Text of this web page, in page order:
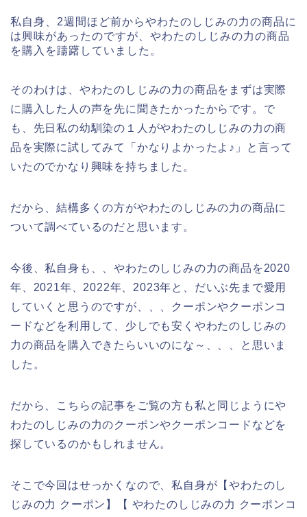
私自身、2週間ほど前からやわたのしじみの力の商品に
は興味があったのですが、やわたのしじみの力の商品
を購入を躊躇していました。
そのわけは、やわたのしじみの力の商品をまずは実際
に購入した人の声を先に聞きたかったからです。で
も、先日私の幼馴染の１人がやわたのしじみの力の商
品を実際に試してみて「かなりよかったよ♪」と言って
いたのでかなり興味を持ちました。
だから、結構多くの方がやわたのしじみの力の商品に
ついて調べているのだと思います。
今後、私自身も、、やわたのしじみの力の商品を2020
年、2021年、2022年、2023年と、だいぶ先まで愛用
していくと思うのですが、、、クーポンやクーポンコ
ードなどを利用して、少しでも安くやわたのしじみの
力の商品を購入できたらいいのにな～、、、と思いま
した。
だから、こちらの記事をご覧の方も私と同じようにや
わたのしじみの力のクーポンやクーポンコードなどを
探しているのかもしれません。
そこで今回はせっかくなので、私自身が【やわたのし
じみの力 クーポン】【 やわたのしじみの力 クーポンコ